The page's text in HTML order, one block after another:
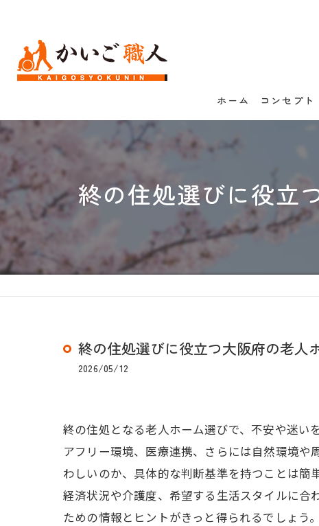
ホーム コンセプト
終の住処選びに役立
終の住処選びに役立つ大阪府の老人
2026/05/12
終の住処となる老人ホーム選びで、不安や迷い
アフリー環境、医療連携、さらには自然環境
わしいのか、具体的な判断基準を持つことは簡
経済状況や介護度、希望する生活スタイルに合
ための情報とヒントがきっと得られるでしょう。